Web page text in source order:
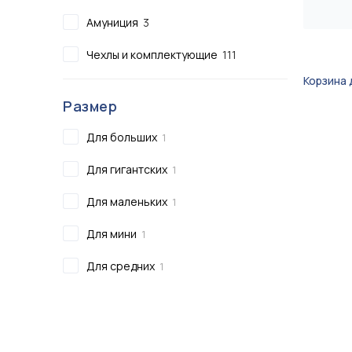
Сертификаты
Показать все
Амуниция 3
Чехлы и комплектующие 111
Размер
Для больших 1
Для гигантских 1
Для маленьких 1
Для мини 1
Для средних 1
Корзина